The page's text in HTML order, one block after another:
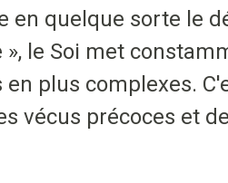
quelque sorte le
le Soi met
plus complexes.
vécus précoces et